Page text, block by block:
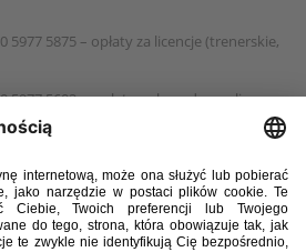
5977 5875 – opłaty za licencje (trenerskie,
5977 5602 – wpłaty za kary dyscyplinarne,
dot. Piłkarskiego Sądu Polubownego
5977 6481 – wpłaty dotyczące Hospitality